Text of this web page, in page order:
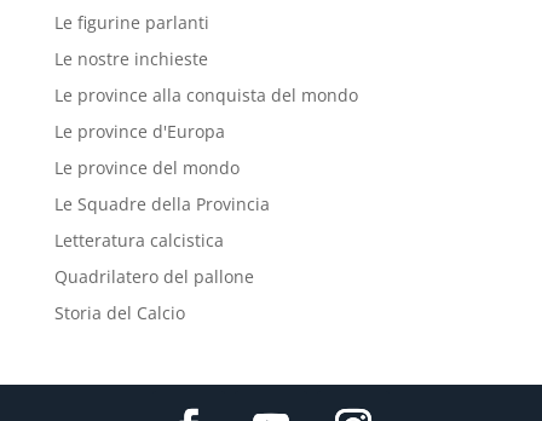
Le figurine parlanti
Le nostre inchieste
Le province alla conquista del mondo
Le province d'Europa
Le province del mondo
Le Squadre della Provincia
Letteratura calcistica
Quadrilatero del pallone
Storia del Calcio